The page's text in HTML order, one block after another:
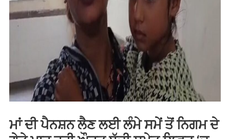
ਮਾਂ ਦੀ ਪੈਨਸ਼ਨ ਲੈਣ ਲਈ ਲੰਮੇ ਸਮੇਂ ਤੋਂ ਨਿਗਮ ਦੇ